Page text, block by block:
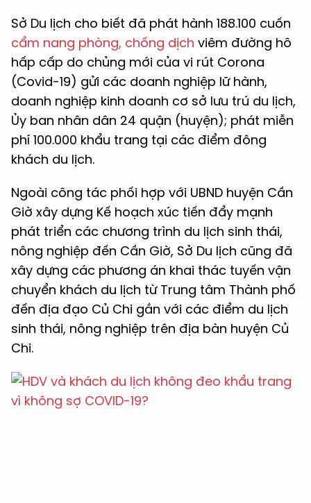
Sở Du lịch cho biết đã phát hành 188.100 cuốn
cẩm nang phòng, chống dịch viêm đường hô
hấp cấp do chủng mới của vi rút Corona
(Covid-19) gửi các doanh nghiệp lữ hành,
doanh nghiệp kinh doanh cơ sở lưu trú du lịch,
Ủy ban nhân dân 24 quận (huyện); phát miễn
phí 100.000 khẩu trang tại các điểm đông
khách du lịch.
Ngoài công tác phối hợp với UBND huyện Cần
Giờ xây dựng Kế hoạch xúc tiến đẩy mạnh
phát triển các chương trình du lịch sinh thái,
nông nghiệp đến Cần Giờ, Sở Du lịch cũng đã
xây dựng các phương án khai thác tuyến vận
chuyển khách du lịch từ Trung tâm Thành phố
đến địa đạo Củ Chi gắn với các điểm du lịch
sinh thái, nông nghiệp trên địa bàn huyện Củ
Chi.